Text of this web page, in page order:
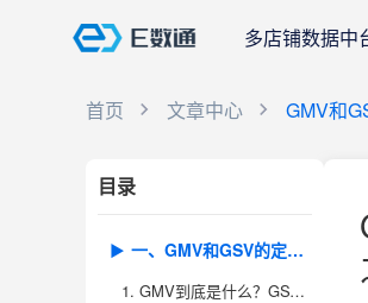
多店铺数据中
首页 文章中心 GMV和
目录
一、GMV和GSV的定义与计算方式本质不同
1. GMV到底是什么？GSV又代表什么？